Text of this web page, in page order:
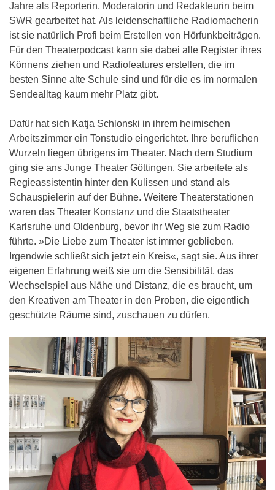
Jahre als Reporterin, Moderatorin und Redakteurin beim
SWR gearbeitet hat. Als leidenschaftliche Radiomacherin
ist sie natürlich Profi beim Erstellen von Hörfunkbeiträgen.
Für den Theaterpodcast kann sie dabei alle Register ihres
Könnens ziehen und Radiofeatures erstellen, die im
besten Sinne alte Schule sind und für die es im normalen
Sendealltag kaum mehr Platz gibt.
Dafür hat sich Katja Schlonski in ihrem heimischen
Arbeitszimmer ein Tonstudio eingerichtet. Ihre beruflichen
Wurzeln liegen übrigens im Theater. Nach dem Studium
ging sie ans Junge Theater Göttingen. Sie arbeitete als
Regieassistentin hinter den Kulissen und stand als
Schauspielerin auf der Bühne. Weitere Theaterstationen
waren das Theater Konstanz und die Staatstheater
Karlsruhe und Oldenburg, bevor ihr Weg sie zum Radio
führte. »Die Liebe zum Theater ist immer geblieben.
Irgendwie schließt sich jetzt ein Kreis«, sagt sie. Aus ihrer
eigenen Erfahrung weiß sie um die Sensibilität, das
Wechselspiel aus Nähe und Distanz, die es braucht, um
den Kreativen am Theater in den Proben, die eigentlich
geschützte Räume sind, zuschauen zu dürfen.